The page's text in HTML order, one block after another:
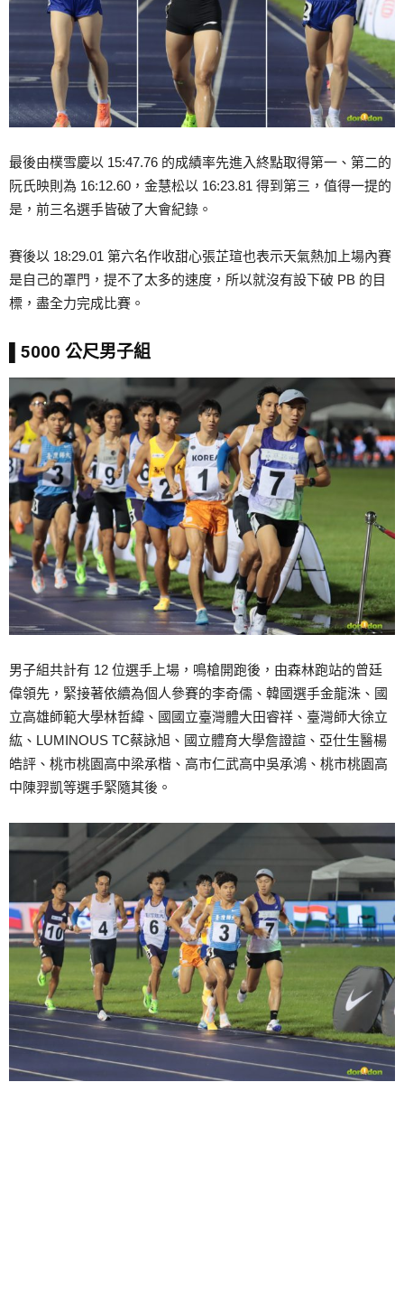
最後由樸雪慶以 15:47.76 的成績率先進入終點取得第一、第二的
阮氏映則為 16:12.60，金慧松以 16:23.81 得到第三，值得一提的
是，前三名選手皆破了大會紀錄。
賽後以 18:29.01 第六名作收甜心張芷瑄也表示天氣熱加上場內賽
是自己的罩門，提不了太多的速度，所以就沒有設下破 PB 的目
標，盡全力完成比賽。
▌5000 公尺男子組
男子組共計有 12 位選手上場，鳴槍開跑後，由森林跑站的曾廷
偉領先，緊接著依續為個人參賽的李奇儒、韓國選手金龍洙、國
立高雄師範大學林哲緯、國國立臺灣體大田睿祥、臺灣師大徐立
紘、LUMINOUS TC蔡詠旭、國立體育大學詹證諠、亞仕生醫楊
皓評、桃市桃園高中梁承楷、高市仁武高中吳承鴻、桃市桃園高
中陳羿凱等選手緊隨其後。